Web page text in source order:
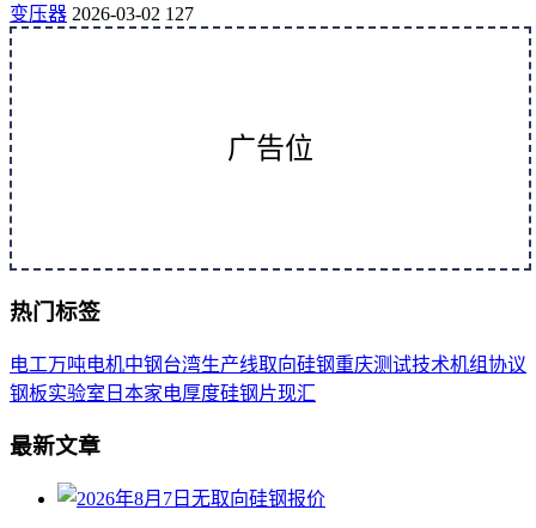
变压器 2026-03-02 127
广告位
热门标签
电工万吨电机中钢台湾生产线取向硅钢重庆测试技术机组协议
钢板实验室 日本家电厚度硅钢片现汇
最新文章